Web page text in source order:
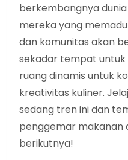
berkembangnya
mereka yang
dan komunitas akan
sekadar tempat untuk
ruang dinamis untuk
kreativitas kuliner.
sedang tren ini dan
penggemar makanan
berikutnya!